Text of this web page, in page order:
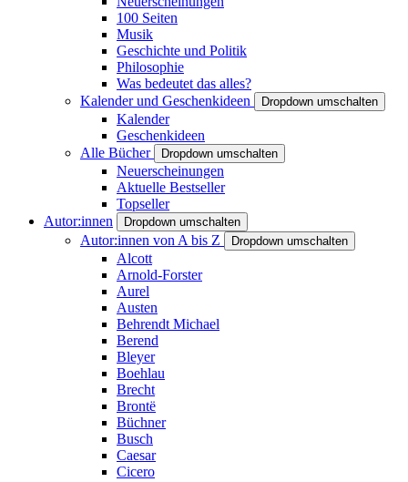
100 Seiten
Musik
Geschichte und Politik
Philosophie
Was bedeutet das alles?
Kalender und Geschenkideen
Dropdown umschalten
Kalender
Geschenkideen
Alle Bücher
Dropdown umschalten
Neuerscheinungen
Aktuelle Bestseller
Topseller
Autor:innen
Dropdown umschalten
Autor:innen von A bis Z Dropdown umschalten
Alcott
Arnold-Forster
Aurel
Austen
Behrendt Michael
Berend
Bleyer
Boehlau
Brecht
Brontë
Büchner
Busch
Caesar
Cicero